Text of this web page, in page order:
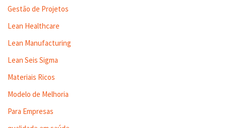
Gestão de Projetos
Lean Healthcare
Lean Manufacturing
Lean Seis Sigma
Materiais Ricos
Modelo de Melhoria
Para Empresas